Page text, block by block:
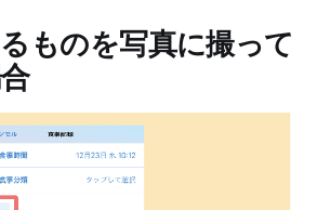
ものを写真に撮って